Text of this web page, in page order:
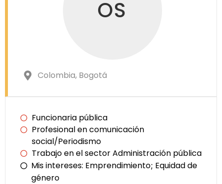
OS
Colombia, Bogotá
Funcionaria pública
Profesional en comunicación
social/Periodismo
Trabajo en el sector Administración pública
Mis intereses: Emprendimiento; Equidad de
género